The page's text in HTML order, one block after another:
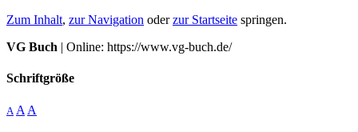
Zum Inhalt, zur Navigation oderzur Startseite springen.
VG Buch | Online: https://www.vg-buch.de/
Schriftgröße
A A A